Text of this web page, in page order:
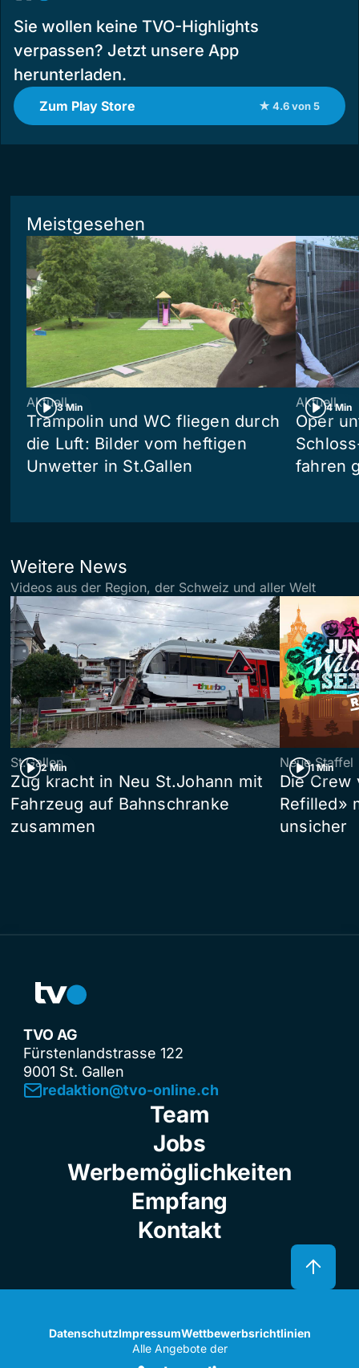
Sie wollen keine TVO-Highlights
verpassen? Jetzt unsere App
herunterladen.
Zum Play Store ★ 4.6 von 5
Meistgesehen
3 Min
Aktuell
Trampolin und WC fliegen durch
die Luft: Bilder vom heftigen
Unwetter in St.Gallen
4 Min
Aktuell
Oper
fahren
Weitere News
Videos aus der Region, der Schweiz und aller Welt
2 Min
St.Gallen
Zug kracht in Neu St.Johann mit
Fahrzeug auf Bahnschranke
zusammen
1 Min
Neue Staffel
Die Crew
Refilled»
unsicher
TVO AG
Fürstenlandstrasse 122
9001 St. Gallen
redaktion@tvo-online.ch
Team
Jobs
Werbemöglichkeiten
Empfang
Kontakt
DatenschutzImpressumWettbewerbsrichtlinien
Alle Angebote der